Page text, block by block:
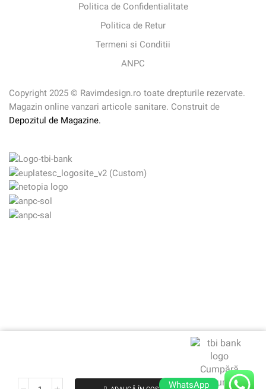
Politica de Confidentialitate
Politica de Retur
Termeni si Conditii
ANPC
Copyright 2025 © Ravimdesign.ro toate drepturile rezervate.
Magazin online vanzari articole sanitare. Construit de
Depozitul de Magazine.
Cumpără
acum,
va rugam asteptati
WhatsApp